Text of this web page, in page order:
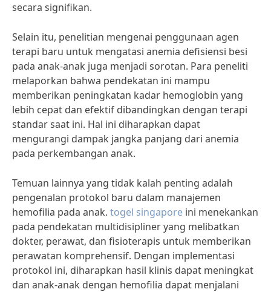
secara signifikan.
Selain itu, penelitian mengenai penggunaan agen
terapi baru untuk mengatasi anemia defisiensi besi
pada anak-anak juga menjadi sorotan. Para peneliti
melaporkan bahwa pendekatan ini mampu
memberikan peningkatan kadar hemoglobin yang
lebih cepat dan efektif dibandingkan dengan terapi
standar saat ini. Hal ini diharapkan dapat
mengurangi dampak jangka panjang dari anemia
pada perkembangan anak.
Temuan lainnya yang tidak kalah penting adalah
pengenalan protokol baru dalam manajemen
hemofilia pada anak. togel singapore ini menekankan
pada pendekatan multidisipliner yang melibatkan
dokter, perawat, dan fisioterapis untuk memberikan
perawatan komprehensif. Dengan implementasi
protokol ini, diharapkan hasil klinis dapat meningkat
dan anak-anak dengan hemofilia dapat menjalani